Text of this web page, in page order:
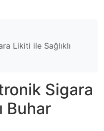
Likiti ile Sağlıklı
Sigara
Buhar